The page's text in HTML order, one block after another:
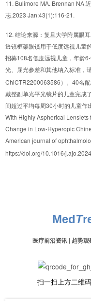
11. Bulimore MA. Brennan NA.
志,2023 Jan:43(1):116-21.
12. 结论来源：复旦大学附属眼
透镜框架眼镜用于低度远视儿童
招募108名低度远视儿童，年龄
光、屈光参差和其他纳入标准，
ChiCTR2200063586）。40名
戴整副单光平光镜片的儿童完成
间超过平均每周30小时的儿童
With Highly Aspherical
Change in Low-Hyperopic
American journal of
https://doi.org/10.1016/
MedT
医疗前沿资讯 | 趋势
扫一扫上方二维